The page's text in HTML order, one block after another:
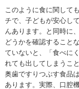
このように食に関して
チで、子どもが安心し
んあります。と同時に
どうかを確認すること
ていないと、「食べに
れても出してしまうこ
奥歯ですりつぶす食品
あります。実際、口腔